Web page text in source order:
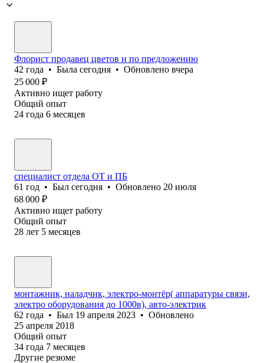
Флорист продавец цветов и по предложению
42 года • Была сегодня • Обновлено вчера
25 000 ₽
Активно ищет работу
Общий опыт
24 года 6 месяцев
специалист отдела ОТ и ПБ
61 год • Был сегодня • Обновлено 20 июля
68 000 ₽
Активно ищет работу
Общий опыт
28 лет 5 месяцев
монтажник, наладчик, электро-монтёр( аппаратуры связи,
электро оборудования до 1000в), авто-электрик
62 года • Был 19 апреля 2023 • Обновлено
25 апреля 2018
Общий опыт
34 года 7 месяцев
Другие резюме